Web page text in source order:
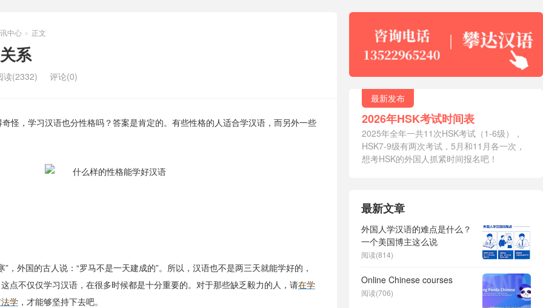
中心 > 正文
系
读(2332) 评论(0)
怪，学习汉语也分性格吗？答案是肯定的。有些性格的人适合学汉语，而另外一些
，外国的古人说：“罗马不是一天建成的”。所以，汉语也不是两三天就能学好的，
点不仅仅学习汉语，在很多时候都是十分重要的。对于那些缺乏毅力的人，请在学
学 ，才能够坚持下去吧。
最新发布
2026年HSK考试时间表
2025年全年一共11次HSK考试（1-6级），
HSK7-9级有两次考试，5月和11月各一次，
想考HSK的外国人抓紧时间报名吧！
最新文章
外国人学汉语的难点是什么？
一个美国博主这么说
阅读(814)
Online Chinese courses
阅读(706)